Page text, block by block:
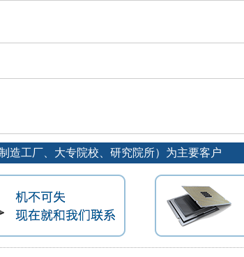
造工厂、大专院校、研究院所）为主要客户